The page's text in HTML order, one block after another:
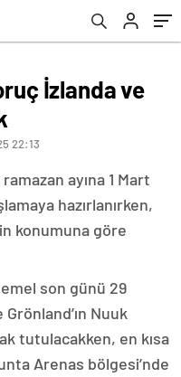
İzlanda ve
22:13
ayına 1 Mart
hazırlanırken,
konumuna göre
son günü 29
Nuuk
tutulacakken, en kısa
Arenas bölgesi’nde